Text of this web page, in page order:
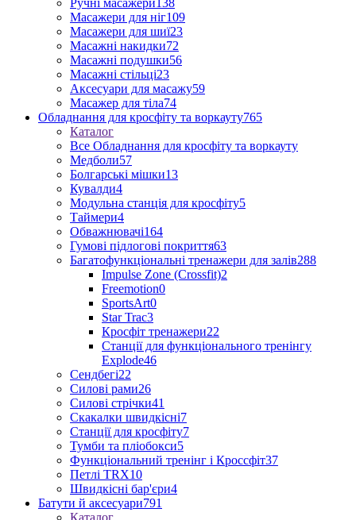
Ручні масажери138
Масажери для ніг109
Масажери для шиї23
Масажні накидки72
Масажні подушки56
Масажні стільці23
Аксесуари для масажу59
Масажер для тіла74
Обладнання для кросфіту та воркауту765
Каталог
Все Обладнання для кросфіту та воркауту
Медболи57
Болгарські мішки13
Кувалди4
Модульна станція для кросфіту5
Таймери4
Обважнювачі164
Гумові підлогові покриття63
Багатофункціональні тренажери для залів288
Impulse Zone (Crossfit)2
Freemotion0
SportsArt0
Star Trac3
Кросфіт тренажери22
Станції для функціонального тренінгу
Explode46
Сендбегі22
Силові рами26
Силові стрічки41
Скакалки швидкісні7
Станції для кросфіту7
Тумби та пліобокси5
Функціональний тренінг і Кроссфіт37
Петлі TRX10
Швидкісні бар'єри4
Батути й аксесуари791
Каталог